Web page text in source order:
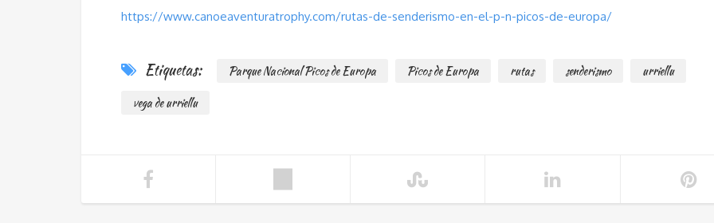
https://www.canoeaventuratrophy.com/rutas-de-senderismo-en-el-p-n-picos-de-europa/
Etiquetas: Parque Nacional Picos de Europa Picos de Europa rutas senderismo
urriellu
vega de urriellu